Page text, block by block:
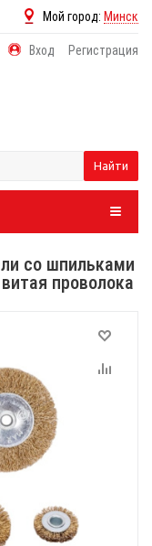
Мой город: Минск
Вход Регистрация
Найти
со шпильками
проволока